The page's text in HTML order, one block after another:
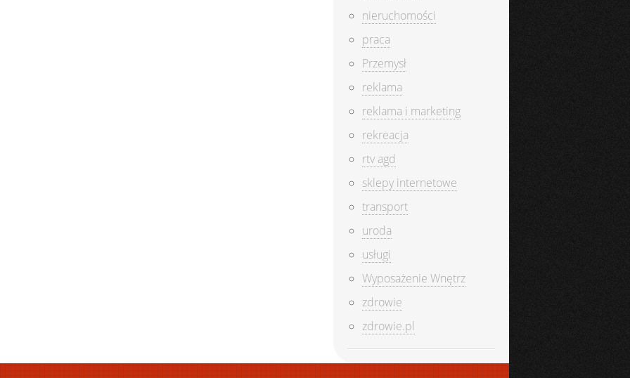
nieruchomości
praca
Przemysł
reklama
reklama i marketing
rekreacja
rtv agd
sklepy internetowe
transport
uroda
usługi
Wyposażenie Wnętrz
zdrowie
zdrowie.pl